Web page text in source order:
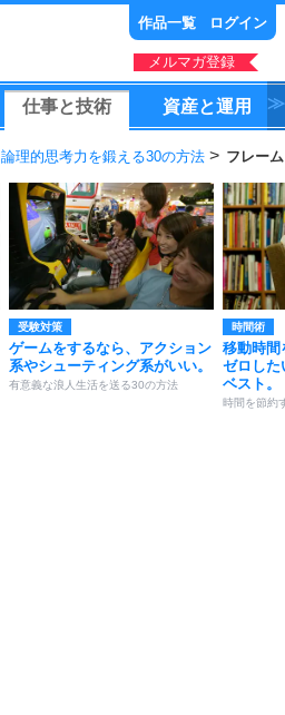
作品一覧 ログイン
メルマガ登録
仕事と技術 資産と運用
論理的思考力を鍛える30の方法 フレー
受験対策
ゲームをするなら、アクション
系やシューティング系がいい。
有意義な浪人生活を送る30の方法
時間術
移動時間
ゼロした
ベスト。
時間を節約